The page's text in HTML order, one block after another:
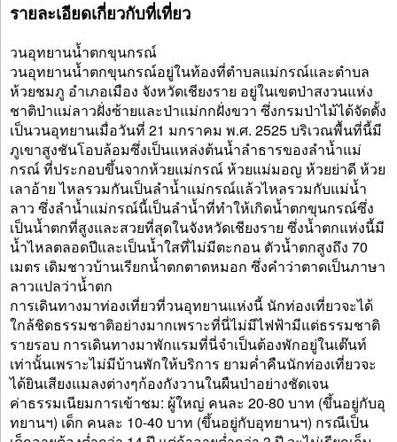
รายละเอียดเกี่ยวกับที่เที่ยว
วนอุทยานน้ำตกขุนกรณ์
วนอุทยานน้ำตกขุนกรณ์อยู่ในท้องที่ตำบลแม่กรณ์และตำบล
ห้วยชมภู อำเภอเมือง จังหวัดเชียงราย อยู่ในเขตป่าสงวนแห่ง
ชาติป่าแม่ลาวฝั่งซ้ายและป่าแม่กกฝั่งขวา ซึ่งกรมป่าไม้ได้จัดตั้ง
เป็นวนอุทยานเมื่อวันที่ 21 มกราคม พ.ศ. 2525 บริเวณพื้นที่นี้มี
ภูเขาสูงชันโอบล้อมซึ่งเป็นแหล่งต้นน้ำลำธารของลำน้ำแม่
กรณ์ ที่ประกอบขึ้นจากห้วยแม่กรณ์ ห้วยแม่มอญ ห้วยย่าดี ห้วย
เลาอ้าย ไหลรวมกันเป็นลำน้ำแม่กรณ์แล้วไหลรวมกับแม่น้ำ
ลาว ซึ่งลำน้ำแม่กรณ์นี้เป็นลำน้ำที่ทำให้เกิดน้ำตกขุนกรณ์ซึ่ง
เป็นน้ำตกที่สูงและสวยที่สุดในจังหวัดเชียงราย ซึ่งน้ำตกแห่งนี้มี
น้ำไหลตลอดปีและเป็นน้ำใสที่ไม่มีตะกอน ตัวน้ำตกสูงถึง 70
เมตร เดิมชาวบ้านเรียกน้ำตกตาดหมอก ซึ่งคำว่าตาดเป็นภาษา
ลาวแปลว่าน้ำตก
การเดินทางมาท่องเที่ยวที่วนอุทยานแห่งนี้ นักท่องเที่ยวจะได้
ใกล้ชิดธรรมชาติอย่างมากเพราะที่นี่ไม่มีไฟฟ้ามีแต่ธรรมชาติ
รายรอบ การเดินทางมาพักแรมที่นี่จำเป็นต้องพักอยู่ในเต๊นท์
เท่านั้นเพราะไม่มีบ้านพักให้บริการ ยามค่ำคืนนักท่องเที่ยวจะ
ได้ยินเสียงแมลงต่างๆก้องกังวานในผืนป่าอย่างชัดเจน
ค่าธรรมเนียมการเข้าชม: ผู้ใหญ่ คนละ 20-80 บาท (ขึ้นอยู่กับอุ
ทยานฯ) เด็ก คนละ 10-40 บาท (ขึ้นอยู่กับอุทยานฯ) กรณีเป็น